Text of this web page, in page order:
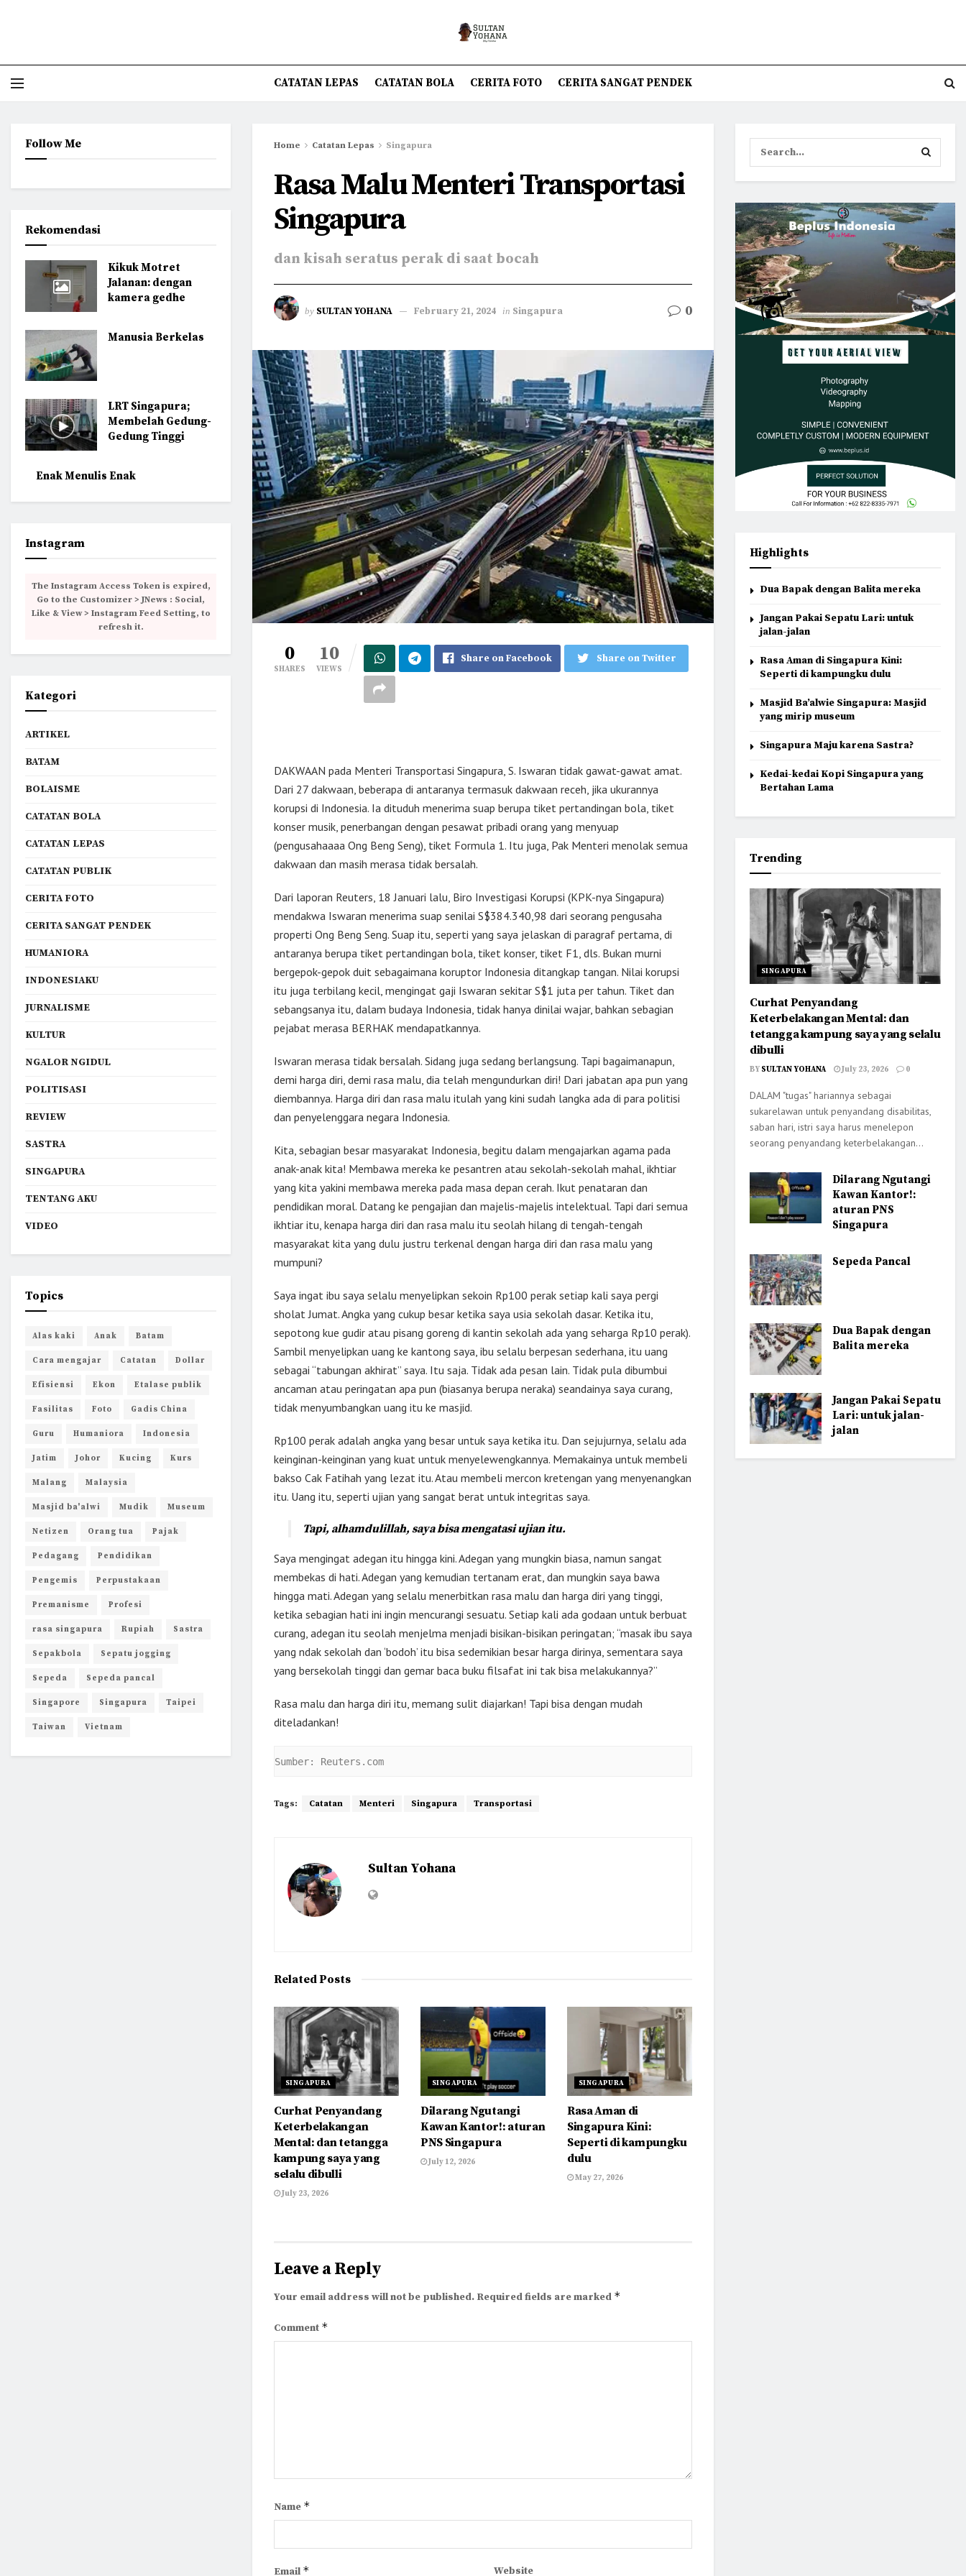
CATATAN LEPAS CATATAN BOLA CERITA FOTO CERITA SANGAT PENDEK
Home Catatan Lepas Singapura
Rasa Malu Menteri Transportasi
Singapura
dan kisah seratus perak di saat bocah
by SULTAN YOHANA February 21, 2024 in Singapura 0
0
SHARES
10
VIEWS
Share on Facebook Share on Twitter
DAKWAAN pada Menteri Transportasi Singapura, S. Iswaran tidak gawat-gawat amat.
Dari 27 dakwaan, beberapa di antaranya termasuk dakwaan receh, jika ukurannya
korupsi di Indonesia. Ia dituduh menerima suap berupa tiket pertandingan bola, tiket
konser musik, penerbangan dengan pesawat pribadi orang yang menyuap
(pengusahaaaa Ong Beng Seng), tiket Formula 1. Itu juga, Pak Menteri menolak semua
dakwaan dan masih merasa tidak bersalah.
Dari laporan Reuters, 18 Januari lalu, Biro Investigasi Korupsi (KPK-nya Singapura)
mendakwa Iswaran menerima suap senilai S$384.340,98 dari seorang pengusaha
properti Ong Beng Seng. Suap itu, seperti yang saya jelaskan di paragraf pertama, di
antaranya berupa tiket pertandingan bola, tiket konser, tiket F1, dls. Bukan murni
bergepok-gepok duit sebagaimana koruptor Indonesia ditangkap tangan. Nilai korupsi
itu juga terbilang kecil, mengingat gaji Iswaran sekitar S$1 juta per tahun. Tiket dan
sebangsanya itu, dalam budaya Indonesia, tidak hanya dinilai wajar, bahkan sebagian
pejabat merasa BERHAK mendapatkannya.
Iswaran merasa tidak bersalah. Sidang juga sedang berlangsung. Tapi bagaimanapun,
demi harga diri, demi rasa malu, dia telah mengundurkan diri! Dari jabatan apa pun yang
diembannya. Harga diri dan rasa malu itulah yang kini sudah langka ada di para politisi
dan penyelenggara negara Indonesia.
Kita, sebagian besar masyarakat Indonesia, begitu dalam mengajarkan agama pada
anak-anak kita! Membawa mereka ke pesantren atau sekolah-sekolah mahal, ikhtiar
yang kita yakini membawa mereka pada masa depan cerah. Ikut penataran dan
pendidikan moral. Datang ke pengajian dan majelis-majelis intelektual. Tapi dari semua
ikhtiar itu, kenapa harga diri dan rasa malu itu seolah hilang di tengah-tengah
masyarakat kita yang dulu justru terkenal dengan harga diri dan rasa malu yang
mumpuni?
Saya ingat ibu saya selalu menyelipkan sekoin Rp100 perak setiap kali saya pergi
sholat Jumat. Angka yang cukup besar ketika saya usia sekolah dasar. Ketika itu,
sepotong kue gudir atau pisang goreng di kantin sekolah ada yang seharga Rp10 perak).
Sambil menyelipkan uang ke kantong saya, ibu selalu berpesan sederhana, itu uang
sebagai “tabungan akhirat” saya. Itu saja. Tidak ada pesan lain. Tidak pula dibumbui
ancaman atau peringatan apa pun (biasanya berupa neraka) seandainya saya curang,
tidak menyumbangkan uang itu ke masjid.
Rp100 perak adalah angka yang besar untuk saya ketika itu. Dan sejujurnya, selalu ada
keinginan-keinginan yang kuat untuk menyelewengkannya. Memakainya untuk membeli
bakso Cak Fatihah yang lezat itu. Atau membeli mercon kretengan yang menyenangkan
itu. Uang itu, seperti ujian yang sangat berat untuk integritas saya.
Tapi, alhamdulillah, saya bisa mengatasi ujian itu.
Saya mengingat adegan itu hingga kini. Adegan yang mungkin biasa, namun sangat
membekas di hati. Adegan yang kemudian tertanam erat, dan mungkin saya bawa
hingga mati. Adegan yang selalu menerbitkan rasa malu dan harga diri yang tinggi,
ketika sebagian hati ini ingin mencurangi sesuatu. Setiap kali ada godaan untuk berbuat
curang, adegan itu seolah menjelma menjadi bisikan-bisikan peringatan; “masak ibu saya
yang ndak sekolah dan ‘bodoh’ itu bisa sedemikian besar harga dirinya, sementara saya
yang bersekolah tinggi dan gemar baca buku filsafat ini tak bisa melakukannya?”
Rasa malu dan harga diri itu, memang sulit diajarkan! Tapi bisa dengan mudah
diteladankan!
Sumber: Reuters.com
Tags: Catatan Menteri Singapura Transportasi
Sultan Yohana
RelatedPosts
SINGAPURA
Curhat Penyandang
Keterbelakangan
Mental: dan tetangga
kampung saya yang
selalu dibulli
July 23, 2026
SINGAPURA
Dilarang Ngutangi
Kawan Kantor!: aturan
PNS Singapura
July 12, 2026
SINGAPURA
Rasa Aman di
Singapura Kini:
Seperti di kampungku
dulu
May 27, 2026
Leave a Reply
Your email address will not be published. Required fields are marked *
Comment *
Name *
Email * Website
Follow Me
Rekomendasi
Kikuk Motret
Jalanan: dengan
kamera gedhe
Manusia Berkelas
LRT Singapura;
Membelah Gedung-
Gedung Tinggi
Enak Menulis Enak
Instagram
The Instagram Access Token is expired,
Go to the Customizer > JNews : Social,
Like & View > Instagram Feed Setting, to
refresh it.
Kategori
ARTIKEL
BATAM
BOLAISME
CATATAN BOLA
CATATAN LEPAS
CATATAN PUBLIK
CERITA FOTO
CERITA SANGAT PENDEK
HUMANIORA
INDONESIAKU
JURNALISME
KULTUR
NGALOR NGIDUL
POLITISASI
REVIEW
SASTRA
SINGAPURA
TENTANG AKU
VIDEO
Topics
Alas kaki Anak Batam
Cara mengajar Catatan Dollar
Efisiensi Ekon Etalase publik
Fasilitas Foto Gadis China
Guru Humaniora Indonesia
Jatim Johor Kucing Kurs
Malang Malaysia
Masjid ba'alwi Mudik Museum
Netizen Orang tua Pajak
Pedagang Pendidikan
Pengemis Perpustakaan
Premanisme Profesi
rasa singapura Rupiah Sastra
Sepakbola Sepatu jogging
Sepeda Sepeda pancal
Singapore Singapura Taipei
Taiwan Vietnam
Highlights
Dua Bapak dengan Balita mereka
Jangan Pakai Sepatu Lari: untuk
jalan-jalan
Rasa Aman di Singapura Kini:
Seperti di kampungku dulu
Masjid Ba’alwie Singapura: Masjid
yang mirip museum
Singapura Maju karena Sastra?
Kedai-kedai Kopi Singapura yang
Bertahan Lama
Trending
SINGAPURA
Curhat Penyandang
Keterbelakangan Mental: dan
tetangga kampung saya yang selalu
dibulli
BY SULTAN YOHANA July 23, 2026 0
DALAM "tugas" hariannya sebagai
sukarelawan untuk penyandang disabilitas,
saban hari, istri saya harus menelepon
seorang penyandang keterbelakangan...
Dilarang Ngutangi
Kawan Kantor!:
aturan PNS
Singapura
Sepeda Pancal
Dua Bapak dengan
Balita mereka
Jangan Pakai Sepatu
Lari: untuk jalan-
jalan